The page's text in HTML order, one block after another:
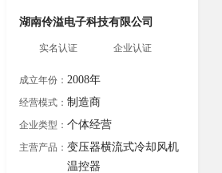
湖南伶溢电子科技有限公司
实名认证 企业认证
成立年份： 2008年
经营模式： 制造商
企业类型： 个体经营
主营产品： 变压器横流式冷却风机
温控器